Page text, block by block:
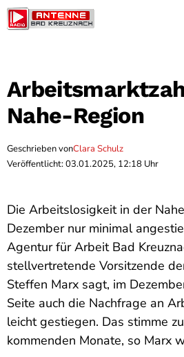
Nahe-Region
Geschrieben vonClara Schulz
Veröffentlicht: 03.01.2025, 12:18 Uhr
Die Arbeitslosigkeit in der
Dezember nur minimal
Agentur für Arbeit Bad
stellvertretende Vorsitzende
Steffen Marx sagt, im
Seite auch die Nachfrage an
leicht gestiegen. Das stimme
kommenden Monate, so Marx